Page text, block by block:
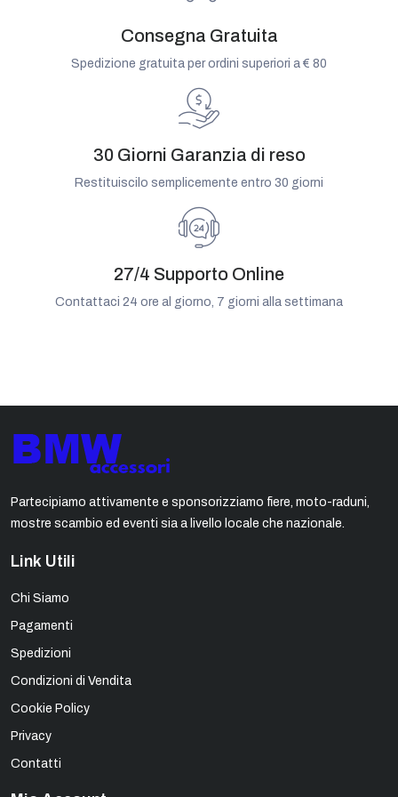
Consegna Gratuita
Spedizione gratuita per ordini superiori a € 80
30 Giorni Garanzia di reso
Restituiscilo semplicemente entro 30 giorni
27/4 Supporto Online
Contattaci 24 ore al giorno, 7 giorni alla settimana
Partecipiamo attivamente e sponsorizziamo fiere, moto-raduni,
mostre scambio ed eventi sia a livello locale che nazionale.
Link Utili
Chi Siamo
Pagamenti
Spedizioni
Condizioni di Vendita
Cookie Policy
Privacy
Contatti